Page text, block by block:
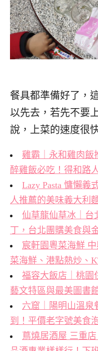
餐具都準備好了，
以先去， 若先不要
說，
上菜的速度很
雞霸｜永和雞肉飯
醉雞飯必吃！得和路
Lazy Pasta 慵懶義
人推薦的美味義大利
仙草龍仙草冰｜台
丁，台北團購美食與
宸軒園粵菜海鮮
菜海鮮、港點熱炒、
福容大飯店｜桃園
藝文特區與最美圖書
六窟｜陽明山溫泉
到！平價老字號美食
蔦燒居酒屋 三重